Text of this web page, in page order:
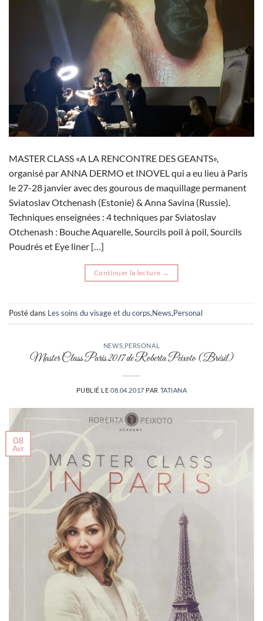
MASTER CLASS «A LA RENCONTRE DES GEANTS»,
organisé par ANNA DERMO et INOVEL qui a eu lieu à Paris
le 27-28 janvier avec des gourous de maquillage permanent
Sviatoslav Otchenash (Estonie) & Anna Savina (Russie).
Techniques enseignées : 4 techniques par Sviatoslav
Otchenash : Bouche Aquarelle, Sourcils poil à poil, Sourcils
Poudrés et Eye liner […]
Continuer la lecture →
Posté dans Les soins du visage et du corps,News,Personal
NEWS PERSONAL
Master Class Paris 2017 de Roberta Peixoto (Brésil)
PUBLIÉ LE08.04.2017 PAR TATIANA
08
Avr